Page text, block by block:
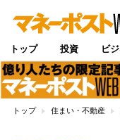
トップ 投資 ビ
トップ 住まい・不動産